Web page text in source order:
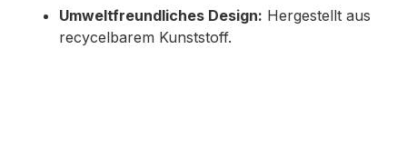
Umweltfreundliches Design: Hergestellt aus
recycelbarem Kunststoff.